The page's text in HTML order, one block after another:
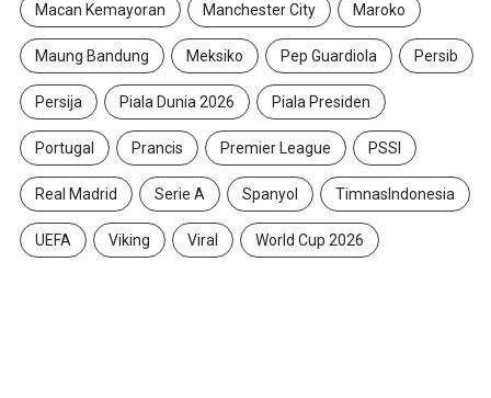
Macan Kemayoran Manchester City Maroko
Maung Bandung Meksiko Pep Guardiola Persib
Persija Piala Dunia 2026 Piala Presiden
Portugal Prancis Premier League PSSI
Real Madrid Serie A Spanyol TimnasIndonesia
UEFA Viking Viral World Cup 2026